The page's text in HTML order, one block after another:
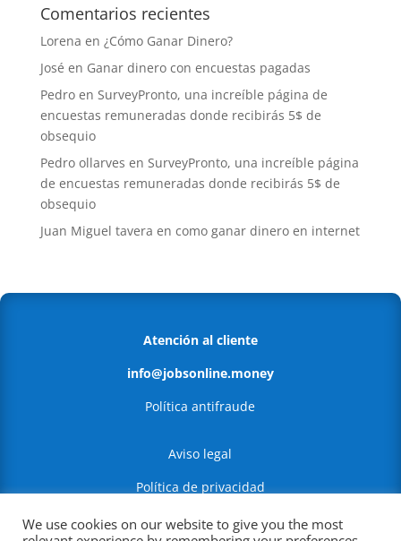
Comentarios recientes
Lorena en ¿Cómo Ganar Dinero?
José en Ganar dinero con encuestas pagadas
Pedroen SurveyPronto, una increíble página de
encuestas remuneradas donde recibirás 5$ de
obsequio
Pedro ollarves en SurveyPronto, una increíble página
de encuestas remuneradas donde recibirás 5$ de
obsequio
Juan Miguel tavera en como ganar dinero en internet
Atención al cliente
info@jobsonline.money
Política antifraude
Aviso legal
Política de privacidad
Política de Cookies
We use cookies on our website to give you the most